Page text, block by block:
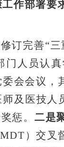
作部署要
修订完善“三
门人员认真
委会会议，
及医技
惩。 二是
MDT ）交叉